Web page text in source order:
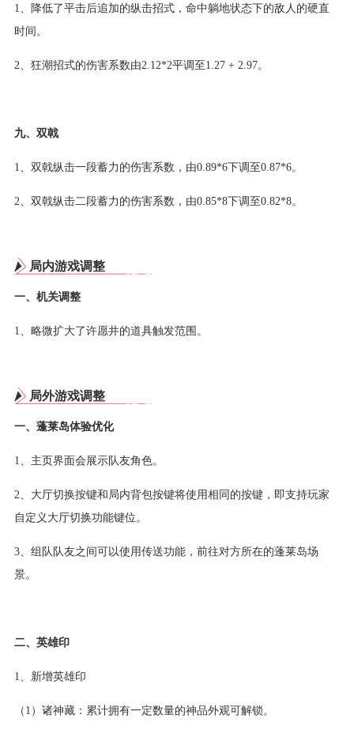
1、降低了平击后追加的纵击招式，命中躺地状态下的敌人的硬直
时间。
2、狂潮招式的伤害系数由2.12*2平调至1.27 + 2.97。
九、双戟
1、双戟纵击一段蓄力的伤害系数，由0.89*6下调至0.87*6。
2、双戟纵击二段蓄力的伤害系数，由0.85*8下调至0.82*8。
局内游戏调整
一、机关调整
1、略微扩大了许愿井的道具触发范围。
局外游戏调整
一、蓬莱岛体验优化
1、主页界面会展示队友角色。
2、大厅切换按键和局内背包按键将使用相同的按键，即支持玩家
自定义大厅切换功能键位。
3、组队队友之间可以使用传送功能，前往对方所在的蓬莱岛场
景。
二、英雄印
1、新增英雄印
（1）诸神藏：累计拥有一定数量的神品外观可解锁。